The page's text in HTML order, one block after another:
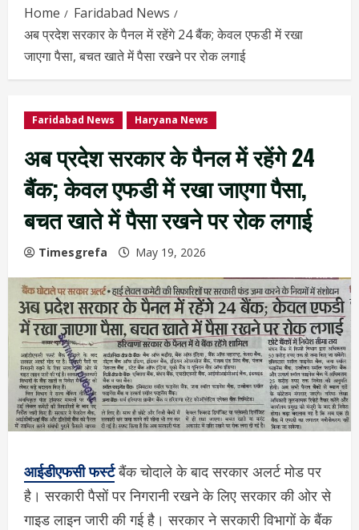
Home
Faridabad News
अब प्रदेश सरकार के पैनल में रहेंगे 24 बैंक; केवल एफडी में रखा
जाएगा पैसा, बचत खाते में पैसा रखने पर रोक लगाई
Faridabad News Haryana News
अब प्रदेश सरकार के पैनल में रहेंगे 24
बैंक; केवल एफडी में रखा जाएगा पैसा,
बचत खाते में पैसा रखने पर रोक लगाई
Timesgrefa May 19, 2026
आईडीएफसी फर्स्ट बैंक चोदाले के बाद सरकार अलर्ट मोड पर
है। सरकारी पैसों पर निगरानी रखने के लिए सरकार की ओर से
गाइड लाइन जारी की गई है। सरकार ने सरकारी विभागों के बैंक